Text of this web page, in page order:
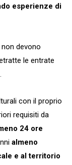
esperienze di
devono
le entrate
con il proprio
requisiti da
24 ore
almeno
e al territorio